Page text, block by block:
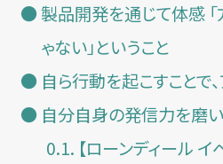
製品開発を通じて体感
ゃない」ということ
自ら行動を起こすことで
自分自身の発信力を磨
【ローンディール イ